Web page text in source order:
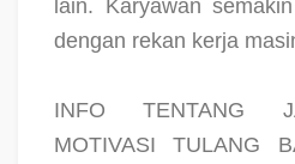
lain. Karyawan
dengan rekan kerja
INFO TENTANG
MOTIVASI TULANG